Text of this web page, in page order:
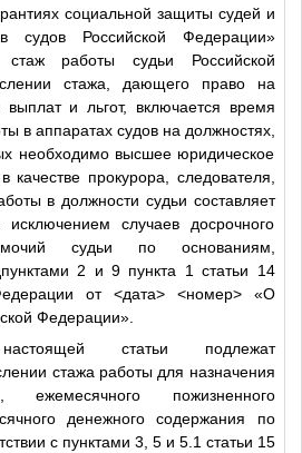
социальной защиты судей и
судов Российской Федерации»
работы судьи Российской
стажа, дающего право на
выплат и льгот, включается время
в аппаратах судов на должностях,
необходимо высшее юридическое
качестве прокурора, следователя,
в должности судьи составляет
случаев досрочного
судьи по основаниям,
2 и 9 пункта 1 статьи 14
от <дата> <номер>«О
Федерации».
статьи подлежат
стажа работы для назначения
ежемесячного пожизненного
денежного содержания по
с пунктами 3, 5 и 5.1 статьи 15